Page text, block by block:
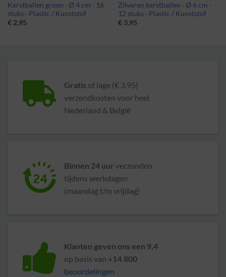
Kerstballen groen · Ø 4 cm · 16
stuks · Plastic / Kunststof
€2,95
Zilveren kerstballen · Ø 6 cm ·
12 stuks · Plastic / Kunststof
€3,95
Gratis of lage (€ 3,95)
verzendkosten voor heel
Nederland & België
Binnen 24 uur verzonden
tijdens werkdagen
(maandag t/m vrijdag)
Klanten geven ons een 9,4
op basis van +14.800
beoordelingen